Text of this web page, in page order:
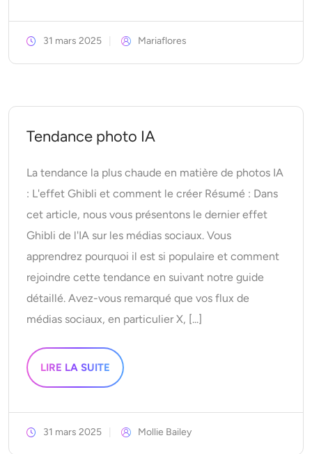
31 mars 2025 Mariaflores
Tendance photo IA
La tendance la plus chaude en matière de photos IA
: L'effet Ghibli et comment le créer Résumé : Dans
cet article, nous vous présentons le dernier effet
Ghibli de l'IA sur les médias sociaux. Vous
apprendrez pourquoi il est si populaire et comment
rejoindre cette tendance en suivant notre guide
détaillé. Avez-vous remarqué que vos flux de
médias sociaux, en particulier X, [...]
LIRE LA SUITE
31 mars 2025 Mollie Bailey